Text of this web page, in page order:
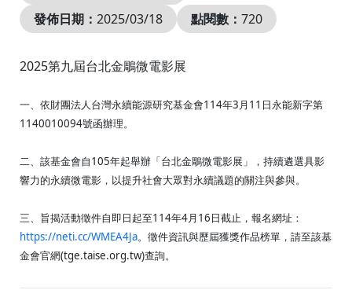
發佈日期： 2025/03/18 點閱數： 720
2025第九屆台北金鵰微電影展
一、依財團法人台灣永續能源研究基金會114年3月11日永能新字第
1140010094號函辦理。
二、該基金會自105年起舉辦「台北金鵰微電影展」，持續遴選具影
響力的永續微電影，以提升社會大眾對永續議題的關注與參與。
三、旨揭活動徵件自即日起至114年4月16日截止，報名網址：
https://neti.cc/WMEA4Ja。徵件資訊與歷屆獲獎作品榜單，請至該基
金會官網(tge.taise.org.tw)查詢。